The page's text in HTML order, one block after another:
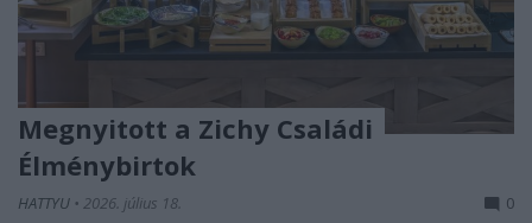
Megnyitott a Zichy Családi
Élménybirtok
HATTYU • 2026. július 18. 0